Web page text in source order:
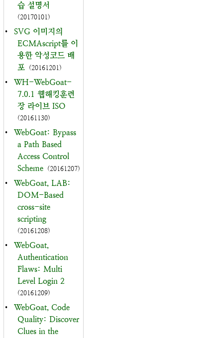
습 설명서
(20170101)
•
SVG 이미지의
ECMAscript를 이
용한 악성코드 배
포 (20161201)
•
WH-WebGoat-
7.0.1 웹해킹훈련
장 라이브 ISO
(20161130)
•
WebGoat: Bypass
a Path Based
Access Control
Scheme (20161207)
•
WebGoat, LAB:
DOM-Based
cross-site
scripting
(20161208)
•
WebGoat,
Authentication
Flaws: Multi
Level Login 2
(20161209)
•
WebGoat, Code
Quality: Discover
Clues in the